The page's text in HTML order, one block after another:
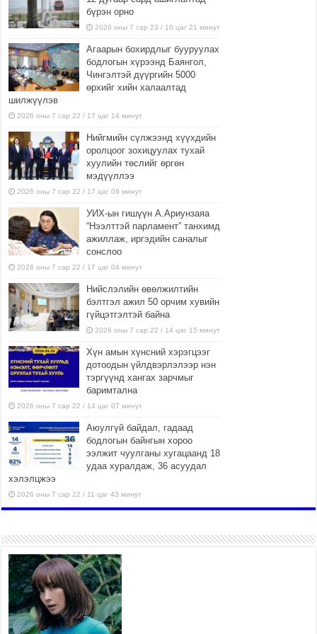
бүрэн орно
2026 оны 7 сар 23 / 10 цаг 21 минут
Агаарын бохирдлыг бууруулах
бодлогын хүрээнд Баянгол,
Чингэлтэй дүүргийн 5000
өрхийг хийн халаалтад
шилжүүлэв
2026 оны 7 сар 22 / 17 цаг 14 минут
Нийгмийн сүлжээнд хүүхдийн
оролцоог зохицуулах тухай
хуулийн төслийг өргөн
мэдүүллээ
2026 оны 7 сар 22 / 17 цаг 09 минут
УИХ-ын гишүүн А.Ариунзаяа
“Нээлттэй парламент” танхимд
ажиллаж, иргэдийн саналыг
сонслоо
2026 оны 7 сар 22 / 17 цаг 04 минут
Нийслэлийн өвөлжилтийн
бэлтгэл ажил 50 орчим хувийн
гүйцэтгэлтэй байна
2026 оны 7 сар 22 / 14 цаг 15 минут
Хүн амын хүнсний хэрэгцээг
дотоодын үйлдвэрлэлээр нэн
тэргүүнд хангах зарчмыг
баримтална
2026 оны 7 сар 22 / 14 цаг 07 минут
Аюулгүй байдал, гадаад
бодлогын байнгын хороо
ээлжит чуулганы хугацаанд 18
удаа хуралдаж, 36 асуудал
хэлэлцжээ
2026 оны 7 сар 22 / 11 цаг 43 минут
боломжтой-Хүүхэд хөгжүүлэх
төв” байгуулах төсөлд төр,
хувийн хэвшлийн түншлэлийн хүрээнд хамтран
ажиллахыг урьж байна
2026 оны 7 сар 22 / 9 цаг 28 минут
Б.Пүрэвдагва: “Урт цагаан”-ыг
залуучууд чөлөөт цагаа